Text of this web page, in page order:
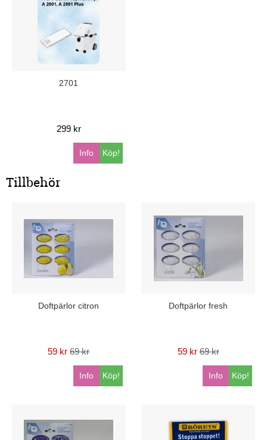
2701
299 kr
Köp!
Info
Tillbehör
Doftpärlor citron
59 kr 69 kr
Köp!
Info
Doftpärlor fresh
59 kr 69 kr
Köp!
Info